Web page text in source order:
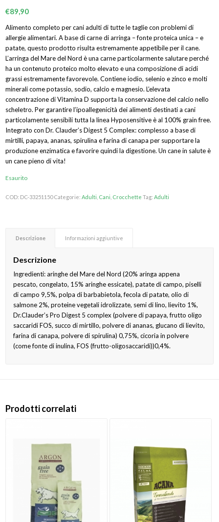
€89,90
Alimento completo per cani adulti di tutte le taglie con problemi di
allergie alimentari. A base di carne di arringa – fonte proteica unica – e
patate, questo prodotto risulta estremamente appetibile per il cane.
L’arringa del Mare del Nord è una carne particolarmente salutare perché
ha un contenuto proteico molto elevato e una composizione di acidi
grassi estremamente favorevole. Contiene iodio, selenio e zinco e molti
minerali come potassio, sodio, calcio e magnesio. L’elevata
concentrazione di Vitamina D supporta la conservazione del calcio nello
scheletro. Per garantire l’ipoallegenicità dei alimenti destinati a cani
particolamente sensibili tutta la linea Hyposensitive è al 100% grain free.
Integrato con Dr. Clauder’s Digest 5 Complex: complesso a base di
mirtilli, papaya, ananas, spirulina e farina di canapa per supportare la
produzione enzimatica e favorire quindi la digestione. Un cane in salute è
un cane pieno di vita!
Esaurito
COD: DC-33251150 Categorie:Adulti Cani Crocchette Tag:Adulti
Descrizione Informazioni aggiuntive
Descrizione
Ingredienti: aringhe del Mare del Nord (20% aringa appena
pescato, congelato, 15% aringhe essicate), patate di campo, piselli
di campo 9,5%, polpa di barbabietola, fecola di patate, olio di
salmone 2%, proteine vegetali idrolizzate, semi di lino, lievito 1%,
Dr.Clauder’s Pro Digest 5 complex (polvere di papaya, frutto oligo
saccaridi FOS, succo di mirtillo, polvere di ananas, glucano di lievito,
farina di canapa, polvere di spirulina) 0,75%, cicoria in polvere
(come fonte di inulina, FOS (frutto-oligosaccaridi))0,4%.
Prodotti correlati